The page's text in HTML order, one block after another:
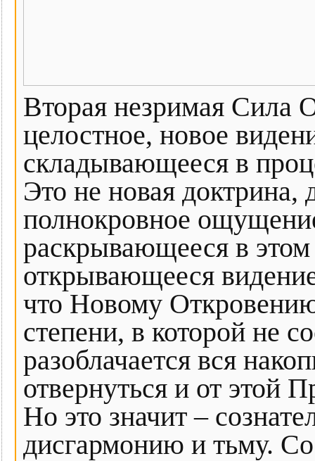
Вторая незримая Сила
целостное, новое
складывающееся в
Это не новая доктрина,
полнокровное
раскрывающееся в
открывающееся
что Новому
степени, в которой не
разоблачается вся
отвернуться и от этой
Но это значит –
дисгармонию и тьму.